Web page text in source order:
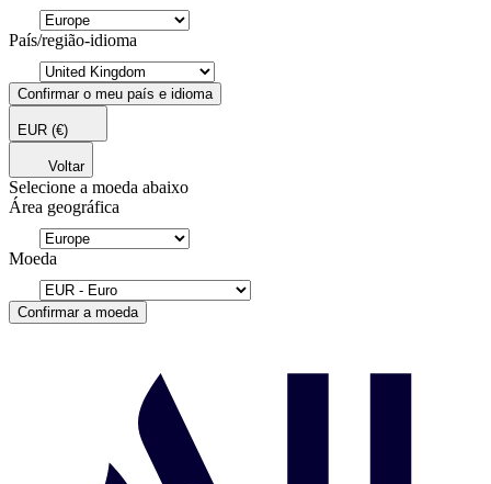
País/região-idioma
Confirmar o meu país e idioma
EUR (€)
Voltar
Selecione a moeda abaixo
Área geográfica
Moeda
Confirmar a moeda